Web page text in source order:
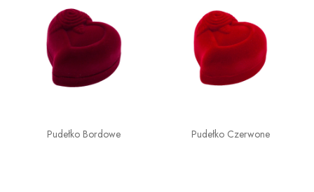
Pudełko Bordowe Pudełko Czerwone